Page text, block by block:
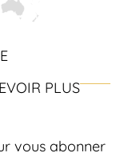
PLUS
vous abonner